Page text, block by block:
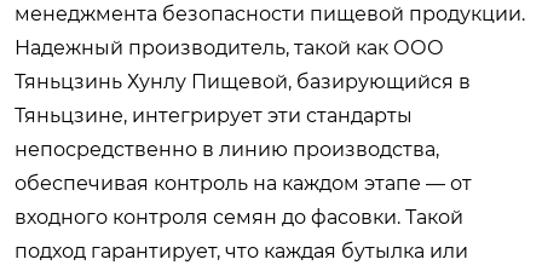
менеджмента безопасности пищевой продукции.
Надежный производитель, такой как ООО
Тяньцзинь Хунлу Пищевой, базирующийся в
Тяньцзине, интегрирует эти стандарты
непосредственно в линию производства,
обеспечивая контроль на каждом этапе — от
входного контроля семян до фасовки. Такой
подход гарантирует, что каждая бутылка или